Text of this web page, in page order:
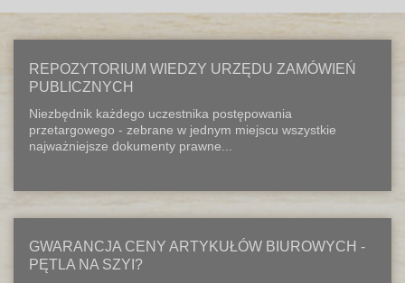
REPOZYTORIUM WIEDZY URZĘDU ZAMÓWIEŃ
PUBLICZNYCH
Niezbędnik każdego uczestnika postępowania
przetargowego - zebrane w jednym miejscu wszystkie
najważniejsze dokumenty prawne...
GWARANCJA CENY ARTYKUŁÓW BIUROWYCH -
PĘTLA NA SZYI?